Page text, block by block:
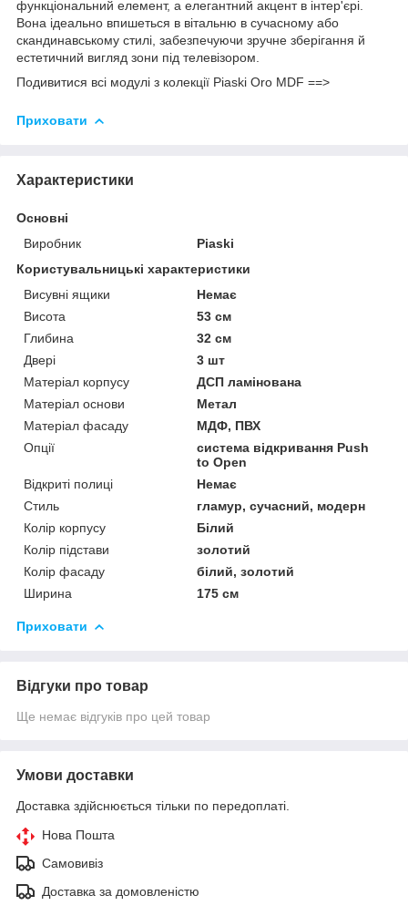
функціональний елемент, а елегантний акцент в інтер'єрі.
Вона ідеально впишеться в вітальню в сучасному або
скандинавському стилі, забезпечуючи зручне зберігання й
естетичний вигляд зони під телевізором.
Подивитися всі модулі з колекції Piaski Oro MDF ==>
Приховати
Характеристики
Основні
Виробник
Piaski
Користувальницькі характеристики
Висувні ящики
Немає
Висота
53 см
Глибина
32 см
Двері
3 шт
Матеріал корпусу
ДСП ламінована
Матеріал основи
Метал
Матеріал фасаду
МДФ, ПВХ
Опції
система відкривання Push
to Open
Відкриті полиці
Немає
Стиль
гламур, сучасний, модерн
Колір корпусу
Білий
Колір підстави
золотий
Колір фасаду
білий, золотий
Ширина
175 см
Приховати
Відгуки про товар
Ще немає відгуків про цей товар
Умови доставки
Доставка здійснюється тільки по передоплаті.
Нова Пошта
Самовивіз
Доставка за домовленістю